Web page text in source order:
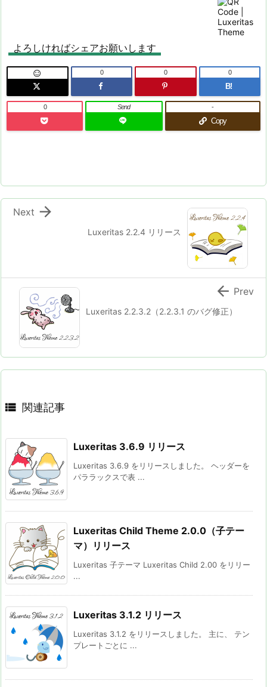
よろしければシェアお願いします
 0 0
B!
0
0 Send
Copy
-
Luxeritas 2.2.4 リリース

Next
Luxeritas 2.2.3.2（2.2.3.1 のバグ修正）
 Prev
 関連記事
Luxeritas 3.6.9 リリース
Luxeritas 3.6.9 をリリースしました。 ヘッダーを
パララックスで表 ...
Luxeritas Child Theme 2.0.0（子テー
マ）リリース
Luxeritas 子テーマ Luxeritas Child 2.00 をリリー
...
Luxeritas 3.1.2 リリース
Luxeritas 3.1.2 をリリースしました。 主に、 テン
プレートごとに ...